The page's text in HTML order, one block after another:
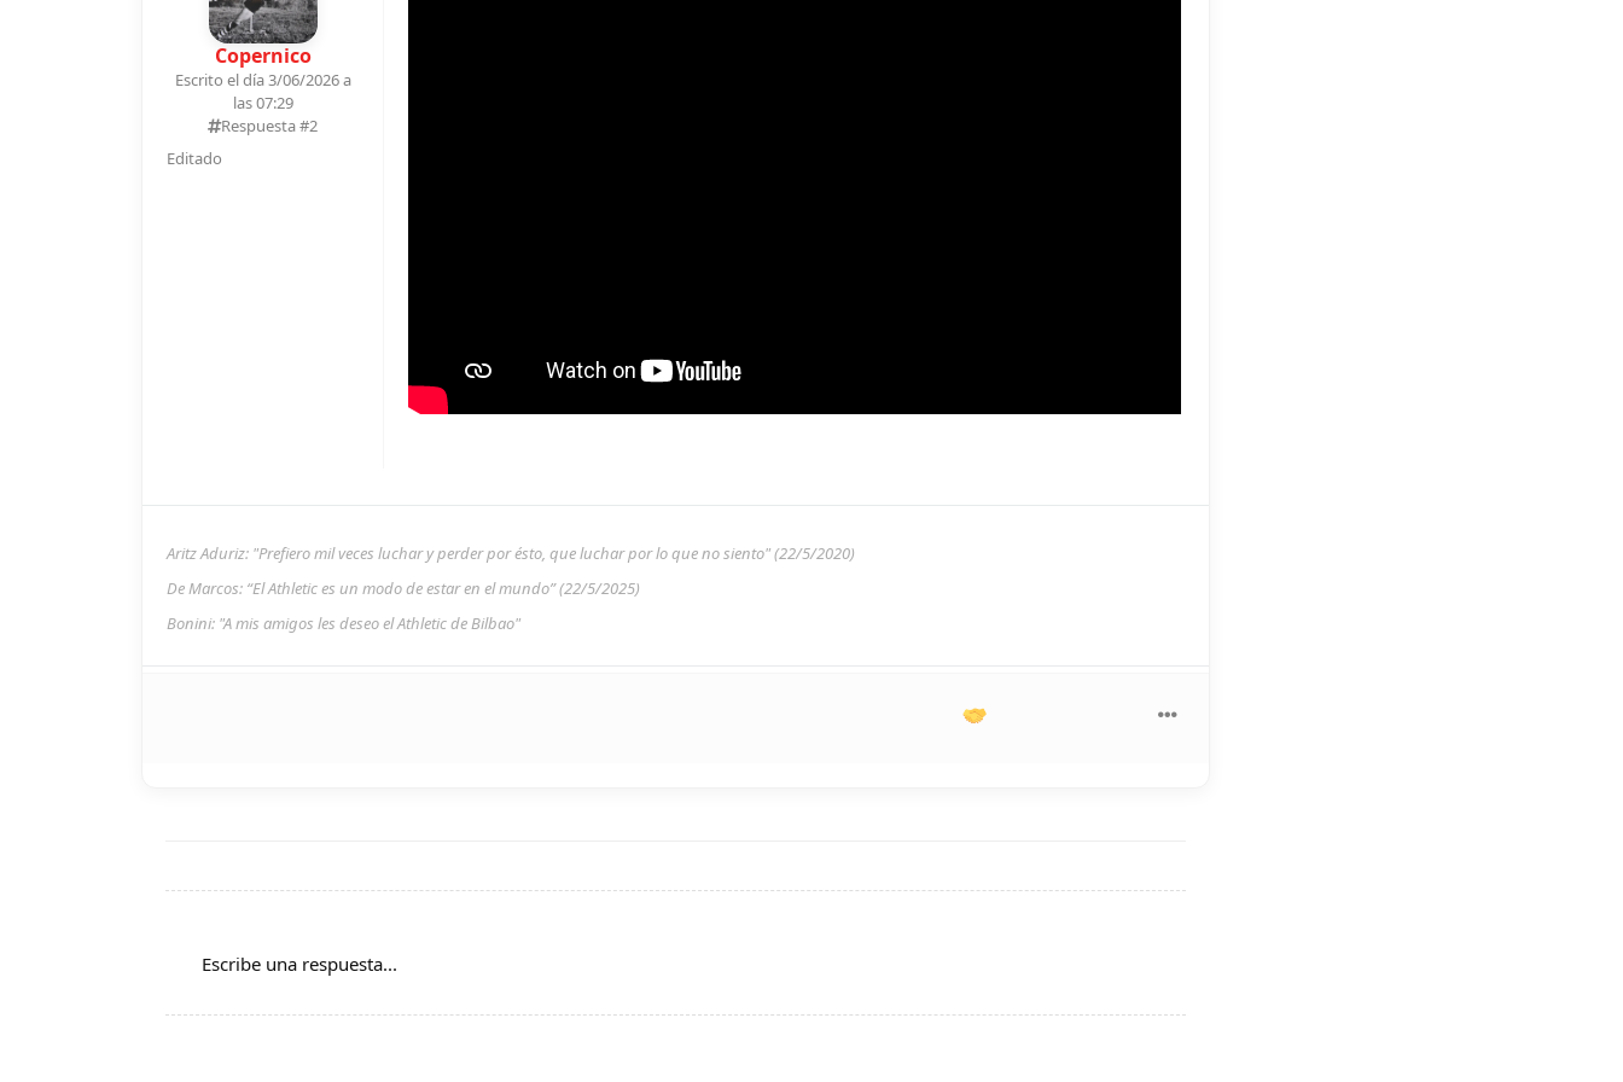
Copernico
Escrito el día 3/06/2026 a
las 07:29
Respuesta #2
Editado
Aritz Aduriz: "Prefiero mil veces luchar y perder por ésto, que luchar por lo que no siento" (22/5/2020)
De Marcos: “El Athletic es un modo de estar en el mundo” (22/5/2025)
Bonini: "A mis amigos les deseo el Athletic de Bilbao"
Escribe una respuesta...